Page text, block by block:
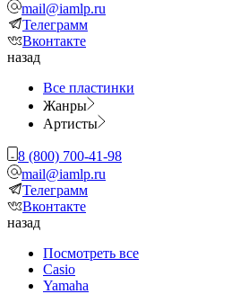
mail@iamlp.ru
Телеграмм
Вконтакте
назад
Все пластинки
Жанры
Артисты
8 (800) 700-41-98
mail@iamlp.ru
Телеграмм
Вконтакте
назад
Посмотреть все
Casio
Yamaha